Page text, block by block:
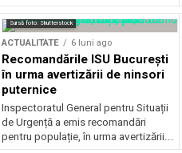
Sursă foto: Shutterstock
ACTUALITATE 6 luni ago
Recomandările ISU București
în urma avertizării de ninsori
puternice
Inspectoratul General pentru Situații
de Urgență a emis recomandări
pentru populație, în urma avertizării...